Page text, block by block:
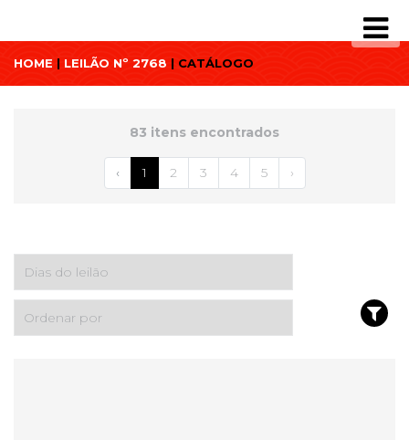
HOME | LEILÃO Nº 2768 | CATÁLOGO
83 itens encontrados
‹ 1 2 3 4 5 ›